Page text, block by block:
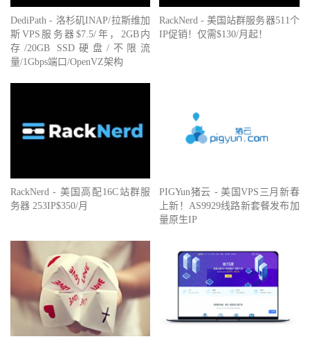
DediPath - 洛杉矶INAP/拉斯维加
斯VPS服务器$7.5/年，2GB内
存/20GB SSD硬盘/不限流
量/1Gbps端口/OpenVZ架构
RackNerd - 美国站群服务器511个
IP促销！仅需$130/月起！
RackNerd - 美国高配16C站群服
务器 253IP$350/月
PIGYun猪云 - 美国VPS三月新春
上新！AS9929线路新套餐发布加
量原生IP